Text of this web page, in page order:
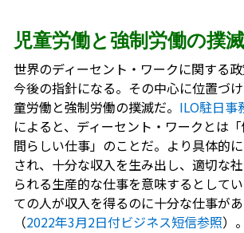
児童労働と強制労働の撲
世界のディーセント・ワークに関する
今後の指針になる。その中心に位置づ
童労働と強制労働の撲滅だ。 ILO駐日事
によると、ディーセント・ワークとは
間らしい仕事」のことだ。より具体的
され、十分な収入を生み出し、適切な
られる生産的な仕事を意味するとして
ての人が収入を得るのに十分な仕事が
（2022年3月2日付ビジネス短信参照）。